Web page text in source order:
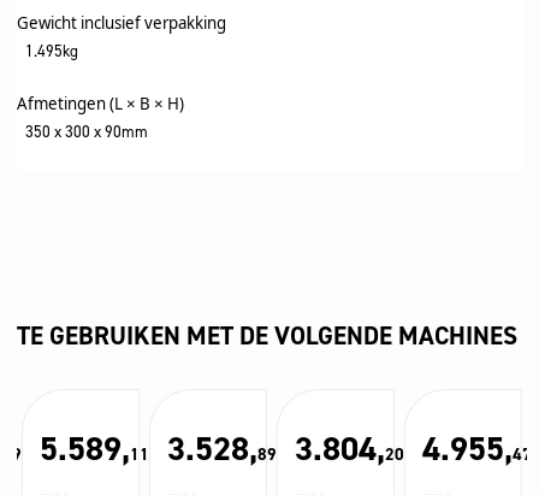
Gewicht inclusief verpakking
1.495kg
Afmetingen (L × B × H)
350 x 300 x 90mm
TE GEBRUIKEN MET DE VOLGENDE MACHINES
5.589,11 3.528,89 3.804,20 4.955,47
09